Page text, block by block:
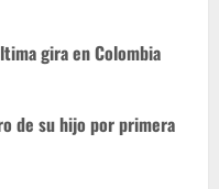
gira en Colombia
de su hijo por primera